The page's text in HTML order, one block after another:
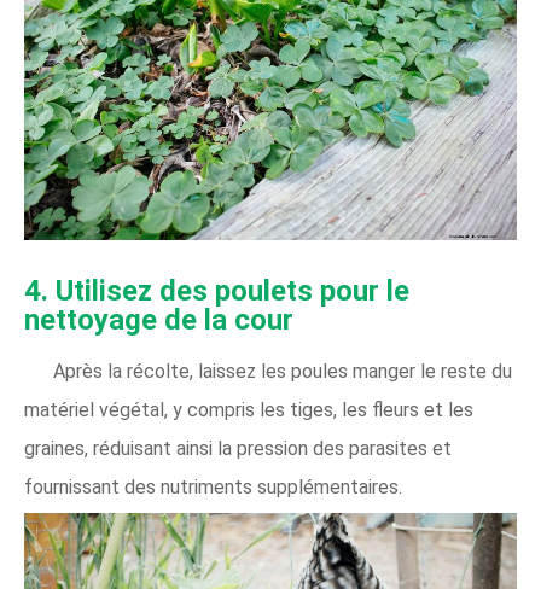
4. Utilisez des poulets pour le
nettoyage de la cour
Après la récolte, laissez les poules manger le reste du
matériel végétal, y compris les tiges, les fleurs et les
graines, réduisant ainsi la pression des parasites et
fournissant des nutriments supplémentaires.